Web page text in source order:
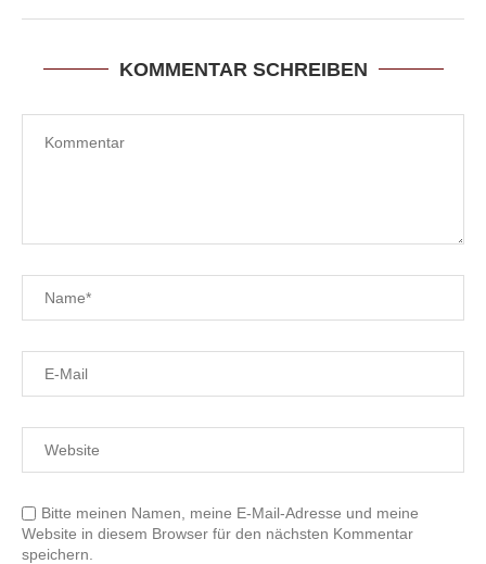
KOMMENTAR SCHREIBEN
Bitte meinen Namen, meine E-Mail-Adresse und meine
Website in diesem Browser für den nächsten Kommentar
speichern.